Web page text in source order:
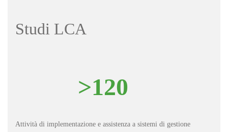
Studi LCA
>120
Attività di implementazione e assistenza a sistemi di gestione